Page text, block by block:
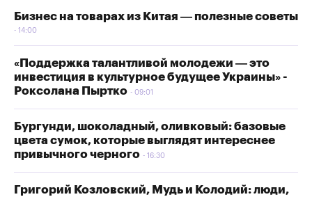
Бизнес на товарах из Китая — полезные советы
14:00
«Поддержка талантливой молодежи — это
инвестиция в культурное будущее Украины» -
Роксолана Пыртко
09:01
Бургунди, шоколадный, оливковый: базовые
цвета сумок, которые выглядят интереснее
привычного черного
16:30
Григорий Козловский, Мудь и Колодий: люди,